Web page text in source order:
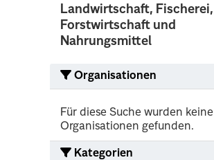
Landwirtschaft, Fischerei,
Forstwirtschaft und
Nahrungsmittel
Organisationen
Für diese Suche wurden keine
Organisationen gefunden.
Kategorien